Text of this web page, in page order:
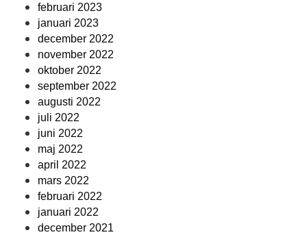
februari 2023
januari 2023
december 2022
november 2022
oktober 2022
september 2022
augusti 2022
juli 2022
juni 2022
maj 2022
april 2022
mars 2022
februari 2022
januari 2022
december 2021